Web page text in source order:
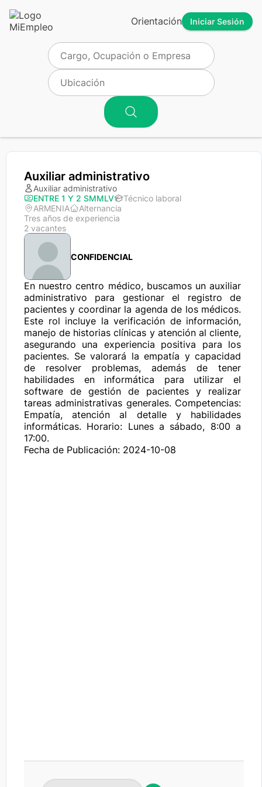
Orientación Iniciar Sesión
Auxiliar administrativo
Auxiliar administrativo
ENTRE 1 Y 2 SMMLV
Técnico laboral
ARMENIA
Alternancia
Tres años de experiencia
2 vacantes
CONFIDENCIAL
En nuestro centro médico, buscamos un auxiliar
administrativo para gestionar el registro de
pacientes y coordinar la agenda de los médicos.
Este rol incluye la verificación de información,
manejo de historias clínicas y atención al cliente,
asegurando una experiencia positiva para los
pacientes. Se valorará la empatía y capacidad
de resolver problemas, además de tener
habilidades en informática para utilizar el
software de gestión de pacientes y realizar
tareas administrativas generales. Competencias:
Empatía, atención al detalle y habilidades
informáticas. Horario: Lunes a sábado, 8:00 a
17:00.
Fecha de Publicación: 2024-10-08